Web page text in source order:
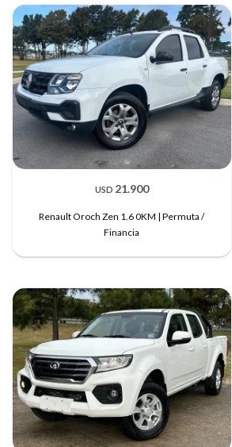
USD 21.900
Renault Oroch Zen 1.6 0KM | Permuta /
Financia